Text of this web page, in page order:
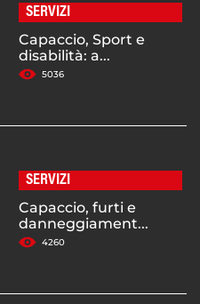
SERVIZI
Capaccio, Sport e
disabilità: a...
5036
SERVIZI
Capaccio, furti e
danneggiament...
4260